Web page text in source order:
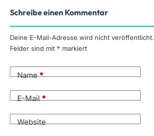
Schreibe einen Kommentar
Deine E-Mail-Adresse wird nicht veröffentlicht.
Felder sind mit * markiert
Name*
E-Mail*
Website